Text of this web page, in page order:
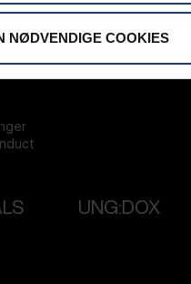
NØDVENDIGE COOKIES
DA STREAMING
KLUB:DOX
UNG:DOX